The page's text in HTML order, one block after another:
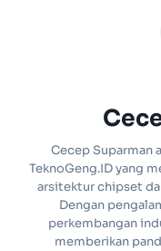
Cecep Suparman
TeknoGeng.ID yang
arsitektur chipset
Dengan
perkembangan
memberikan